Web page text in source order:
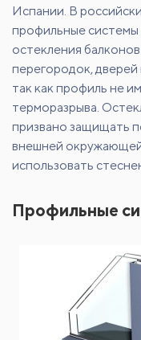
Испании. В
профильные
остекления
перегородок, дверей
так как профиль не
терморазрыва.
призвано защищать
внешней
использовать
Профильные